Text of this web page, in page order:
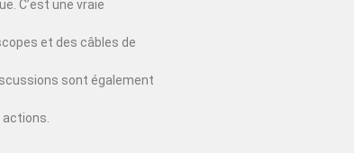
C’est une vraie
et des câbles de
sont également